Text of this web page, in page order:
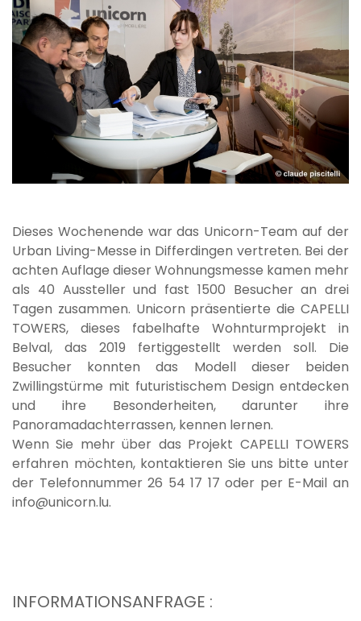
Dieses Wochenende war das Unicorn-Team auf der
Urban Living-Messe in Differdingen vertreten. Bei der
achten Auflage dieser Wohnungsmesse kamen mehr
als 40 Aussteller und fast 1500 Besucher an drei
Tagen zusammen. Unicorn präsentierte die CAPELLI
TOWERS, dieses fabelhafte Wohnturmprojekt in
Belval, das 2019 fertiggestellt werden soll. Die
Besucher konnten das Modell dieser beiden
Zwillingstürme mit futuristischem Design entdecken
und ihre Besonderheiten, darunter ihre
Panoramadachterrassen, kennen lernen.
Wenn Sie mehr über das Projekt CAPELLI TOWERS
erfahren möchten, kontaktieren Sie uns bitte unter
der Telefonnummer 26 54 17 17 oder per E-Mail an
info@unicorn.lu.
INFORMATIONSANFRAGE :